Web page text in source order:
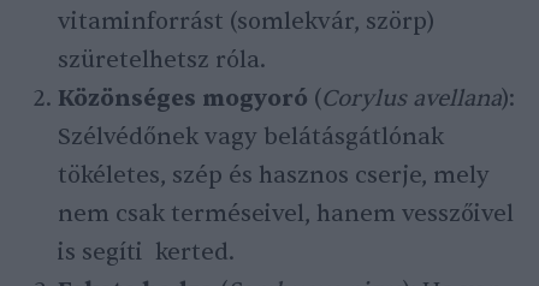
vitaminforrást (somlekvár, szörp)
szüretelhetsz róla.
Közönséges mogyoró (Corylus avellana):
Szélvédőnek vagy belátásgátlónak
tökéletes, szép és hasznos cserje, mely
nem csak terméseivel, hanem vesszőivel
is segíti kerted.